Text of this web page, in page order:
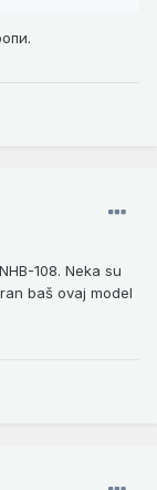
108. Neka su
baš ovaj model